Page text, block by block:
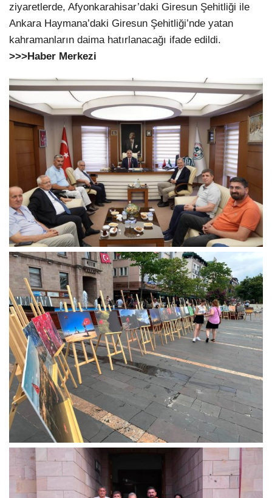
ziyaretlerde, Afyonkarahisar’daki Giresun Şehitliği ile
Ankara Haymana’daki Giresun Şehitliği’nde yatan
kahramanların daima hatırlanacağı ifade edildi.
>>>Haber Merkezi